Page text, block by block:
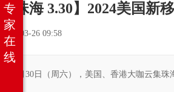
【珠海 3.30】2024美国新
2024-03-26 09:58
3月30日（周六），美国、香港大咖云集
专
家
在
线